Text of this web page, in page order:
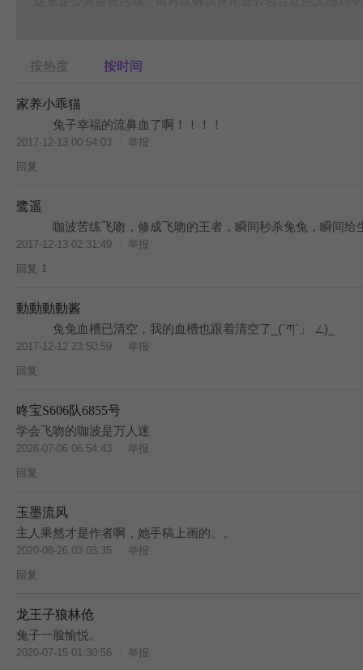
按热度 按时间
家养小乖猫
BES
兔子幸福的流鼻血了啊！！！！
2017-12-13 00:54:03
举报
回复
鹭遥
BES
咖波苦练飞吻，修成飞吻的王者，瞬间秒杀兔兔，瞬间给
2017-12-13 02:31:49
举报
回复 1
動動動動酱
兔兔血槽已清空，我的血槽也跟着清空了_(´ཀ`」 ∠)_
2017-12-12 23:50:59
举报
回复
咚宝S606队6855号
学会飞吻的咖波是万人迷
2026-07-06 06:54:43
举报
回复
玉墨流风
主人果然才是作者啊，她手稿上画的。。
2020-08-26 03:03:35
举报
回复
龙王子狼林伧
兔子一脸愉悦。
2020-07-15 01:30:56
举报